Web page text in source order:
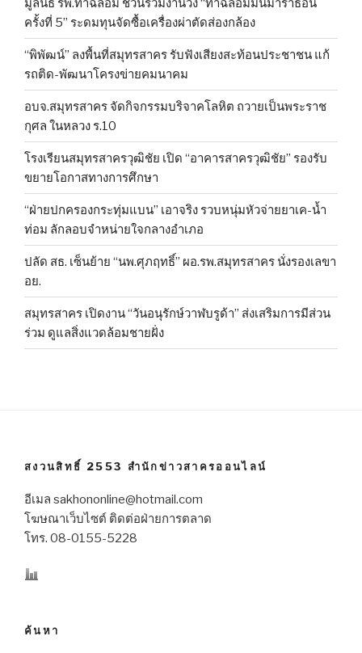
มูลนิธิ รพ.ท่าฉลอม ชวนร่วมงานวิ่ง “ท่าฉลอมมินิมาราธอน
ครั้งที่ 5” ระดมทุนจัดซื้อเครื่องผ่าตัดส่องกล้อง
“พิพัฒน์” ลงพื้นที่สมุทรสาคร รับฟังเสียงสะท้อนประชาชน แก้
รถติด-พัฒนาโครงข่ายคมนาคม
อบจ.สมุทรสาคร จัดกิจกรรมบริจาคโลหิต ถวายเป็นพระราช
กุศล ในหลวง ร.10
โรงเรียนสมุทรสาครวุฒิชัย เปิด “อาคารสาครวุฒิชัย” รองรับ
ขยายโอกาสทางการศึกษา
“ฝ่ายปกครองกระทุ่มแบน” เอาจริง รวบหนุ่มหัวจ่ายยาเค-น้ำ
ท่อม ลักลอบจำหน่ายใจกลางอำเภอ
ปลัด สธ. เซ็นย้าย “นพ.ศุภฤทธิ์” ผอ.รพ.สมุทรสาคร นั่งรองเลขา
อย.
สมุทรสาคร เปิดงาน “วันอนุรักษ์วาฬบรูด้า” ส่งเสริมการมีส่วน
ร่วม ดูแลสิ่งแวดล้อมชายฝั่ง
สงวนสิทธิ์ 2553 สำนักข่าวสาครออนไลน์
อีเมล sakhononline@hotmail.com
โฆษณาเว็บไซต์ ติดต่อฝ่ายการตลาด
โทร. 08-0155-5228
ค้นหา